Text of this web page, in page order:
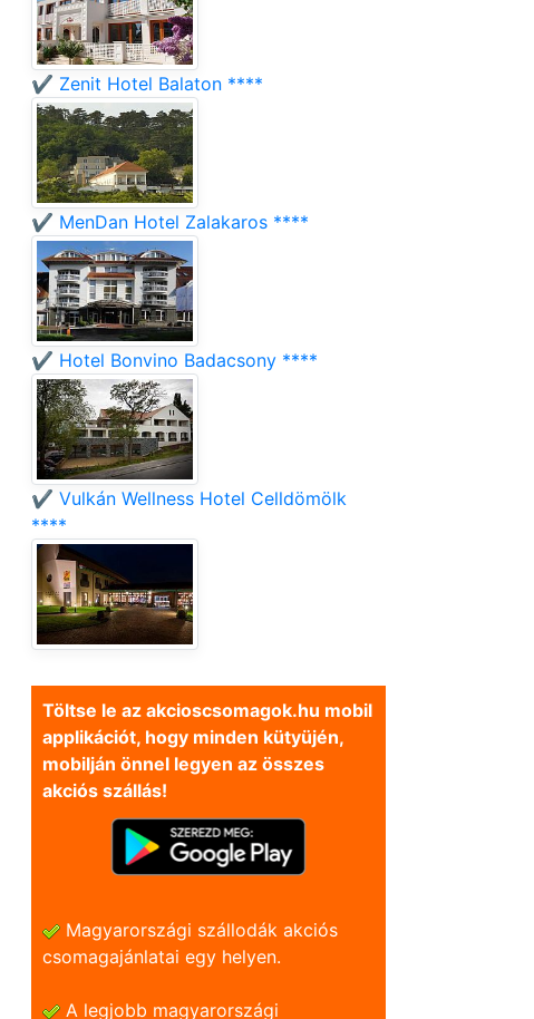
✔️ Zenit Hotel Balaton ****
✔️ MenDan Hotel Zalakaros ****
✔️ Hotel Bonvino Badacsony ****
✔️ Vulkán Wellness Hotel Celldömölk
****
Töltse le az akcioscsomagok.hu mobil
applikációt, hogy minden kütyüjén,
mobilján önnel legyen az összes
akciós szállás!
Magyarországi szállodák akciós
csomagajánlatai egy helyen.
A legjobb magyarországi